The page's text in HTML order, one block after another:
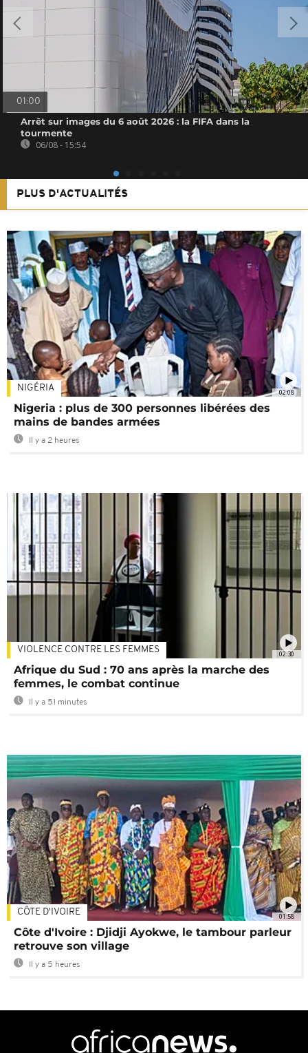
01:00
Arrêt sur images du 6 août 2026 : la FIFA dans la
tourmente
06/08 - 15:54
PLUS D'ACTUALITÉS
02:08
NIGÉRIA
Nigeria : plus de 300 personnes libérées des
mains de bandes armées
Il y a 2 heures
02:30
VIOLENCE CONTRE LES FEMMES
Afrique du Sud : 70 ans après la marche des
femmes, le combat continue
Il y a 51 minutes
01:58
CÔTE D'IVOIRE
Côte d'Ivoire : Djidji Ayokwe, le tambour parleur
retrouve son village
Il y a 5 heures